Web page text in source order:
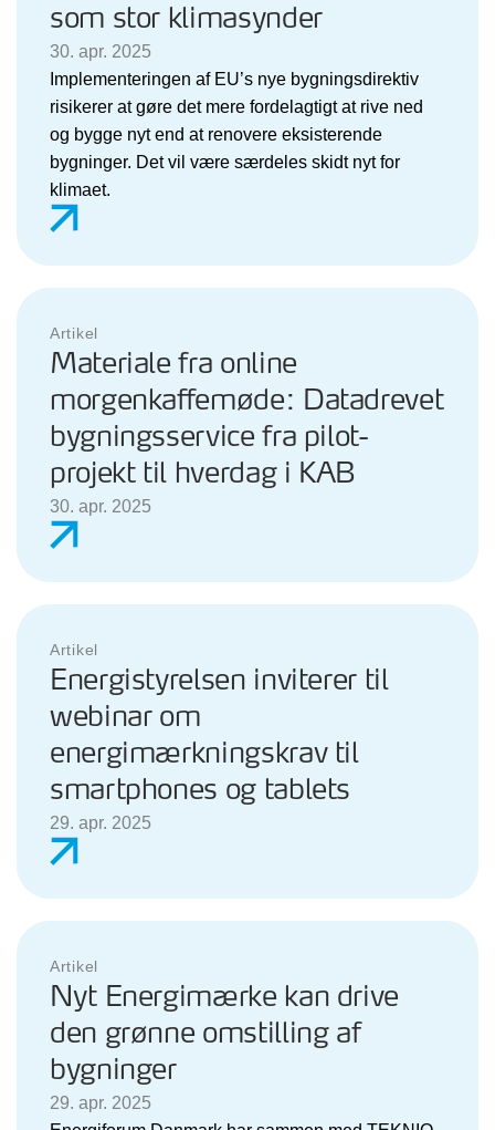
som stor klimasynder
30. apr. 2025
Implementeringen af EU’s nye bygningsdirektiv
risikerer at gøre det mere fordelagtigt at rive ned
og bygge nyt end at renovere eksisterende
bygninger. Det vil være særdeles skidt nyt for
klimaet.
Artikel
Materiale fra online
morgenkaffemøde: Datadrevet
bygningsservice fra pilot-
projekt til hverdag i KAB
30. apr. 2025
Artikel
Energistyrelsen inviterer til
webinar om
energimærkningskrav til
smartphones og tablets
29. apr. 2025
Artikel
Nyt Energimærke kan drive
den grønne omstilling af
bygninger
29. apr. 2025